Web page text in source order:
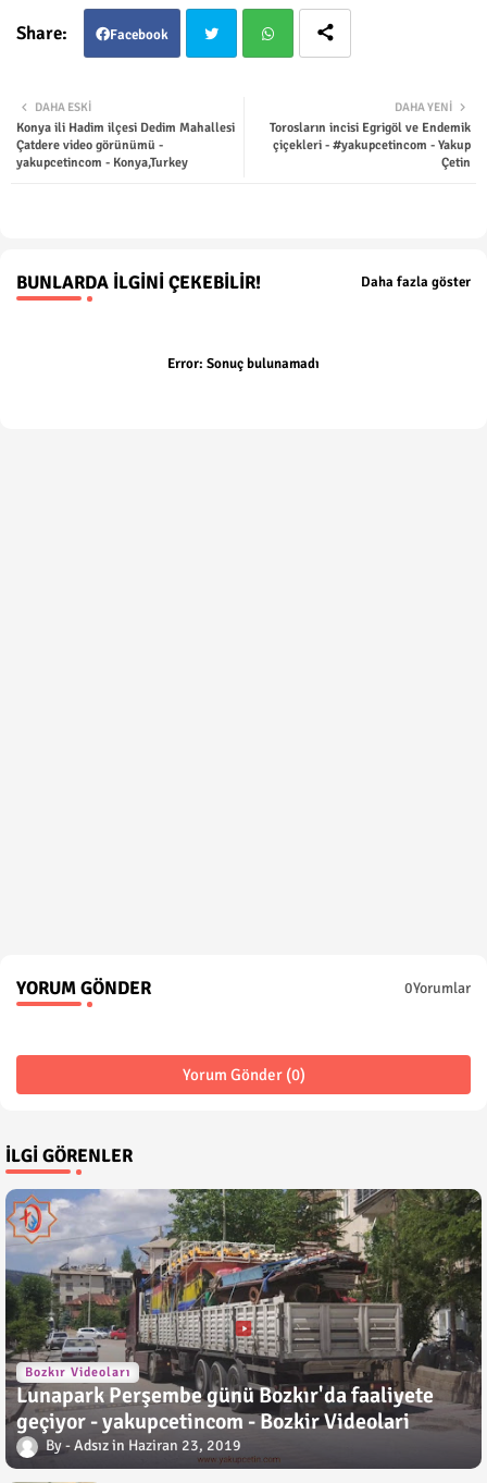
Facebook
ter tsap
DAHA YENI
Torosların incisi Egrigöl ve Endemik
çiçekleri - #yakupcetincom - Yakup
Çetin
DAHA ESKI
Konya ili Hadim ilçesi Dedim Mahallesi
Çatdere video görünümü -
yakupcetincom - Konya,Turkey
BUNLARDA İLGINI ÇEKEBILIR! Daha fazla göster
Error: Sonuç bulunamadı
YORUM GÖNDER 0Yorumlar
Yorum Gönder (0)
İLGI GÖRENLER
Bozkır Videoları
Lunapark Perşembe günü Bozkır'da faaliyete
geçiyor - yakupcetincom - Bozkir Videolari
Adsız Haziran 23, 2019